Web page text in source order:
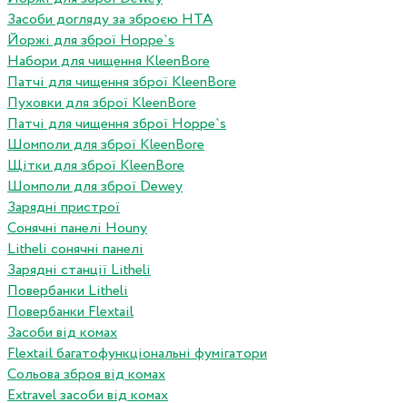
Засоби догляду за зброєю HTA
Йоржі для зброї Hoppe`s
Набори для чищення KleenBore
Патчі для чищення зброї KleenBore
Пуховки для зброї KleenBore
Патчі для чищення зброї Hoppe`s
Шомполи для зброї KleenBore
Щітки для зброї KleenBore
Шомполи для зброї Dewey
Зарядні пристрої
Сонячні панелі Houny
Litheli сонячні панелі
Зарядні станції Litheli
Повербанки Litheli
Повербанки Flextail
Засоби від комах
Flextail багатофункціональні фумігатори
Сольова зброя від комах
Extravel засоби від комах